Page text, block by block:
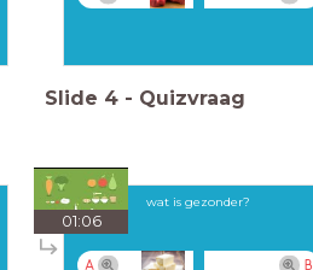
Slide 4 - Quizvraag
01:06
wat is gezonder?
A B